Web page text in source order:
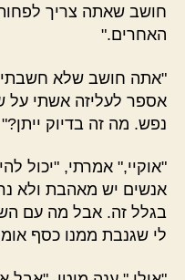
חושב שאתה צריך
האחרים."
"אתה חושב שלא חשבתי
אספר לעליזה אשתי על
נפש. מה זה בדיוק ייתן?"
"אוקיי," אמרתי, "יכול
אנשים יש מאהבת ולא
בגלל זה. אבל מה עם
לי שגנבת ממנו כסף